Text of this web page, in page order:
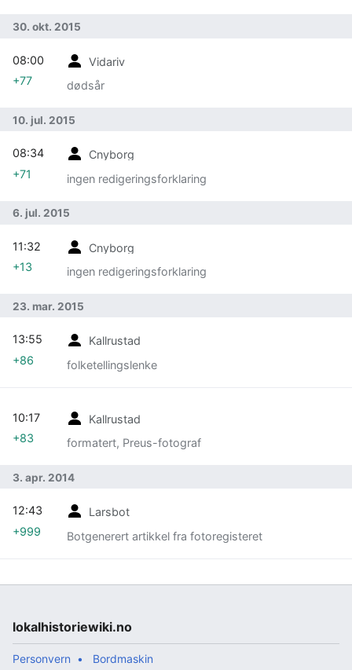
30. okt. 2015
Vidariv
dødsår
08:00
+77
10. jul. 2015
Cnyborg
ingen redigeringsforklaring
08:34
+71
6. jul. 2015
Cnyborg
ingen redigeringsforklaring
11:32
+13
23. mar. 2015
Kallrustad
folketellingslenke
13:55
+86
Kallrustad
formatert, Preus-fotograf
10:17
+83
3. apr. 2014
Larsbot
Botgenerert artikkel fra fotoregisteret
12:43
+999
lokalhistoriewiki.no
Personvern Bordmaskin